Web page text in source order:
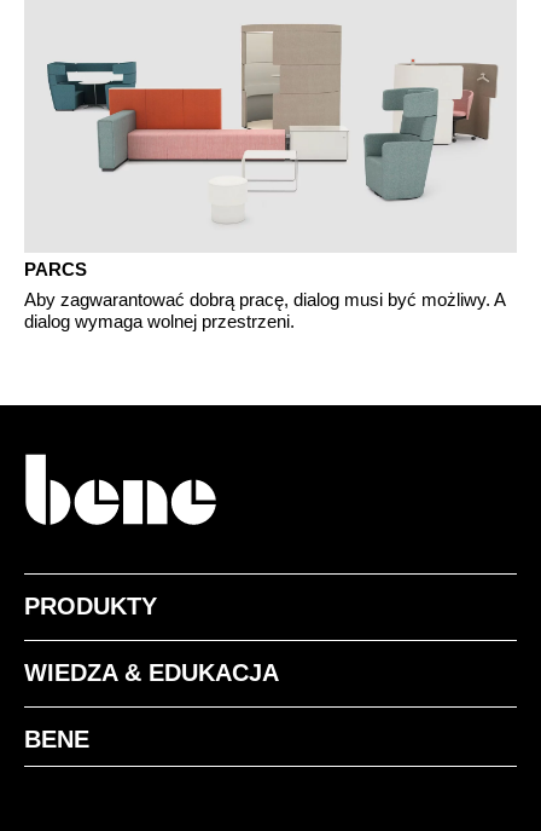
PARCS
Aby zagwarantować dobrą pracę, dialog musi być możliwy. A
dialog wymaga wolnej przestrzeni.
PRODUKTY
WIEDZA & EDUKACJA
BENE